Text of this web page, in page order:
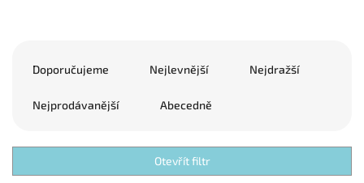
Doporučujeme Nejlevnější Nejdražší
Nejprodávanější Abecedně
Otevřít filtr